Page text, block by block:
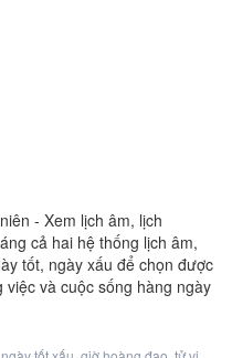
- Xem lịch âm, lịch
cả hai hệ thống lịch âm,
tốt, ngày xấu để chọn được
và cuộc sống hàng ngày